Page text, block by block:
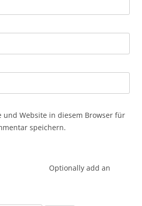
und Website in diesem Browser für
speichern.
Optionally add an